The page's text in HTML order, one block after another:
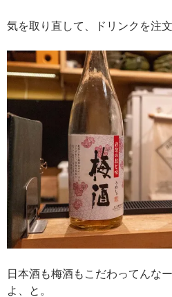
気を取り直して、ドリンクを注文
日本酒も梅酒もこだわってんな
よ、と。